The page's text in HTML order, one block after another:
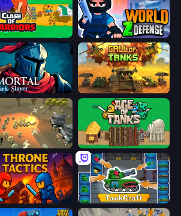
of Warriors World Z Defense - Zombie Defense
Dark Slayer Call of Tanks
Battle Simulator Age of Tanks Warriors: TD War
Tactics TankCraft